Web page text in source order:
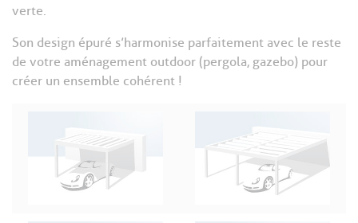
verte.
Son design épuré s’harmonise parfaitement avec le reste
de votre aménagement outdoor (pergola, gazebo) pour
créer un ensemble cohérent !